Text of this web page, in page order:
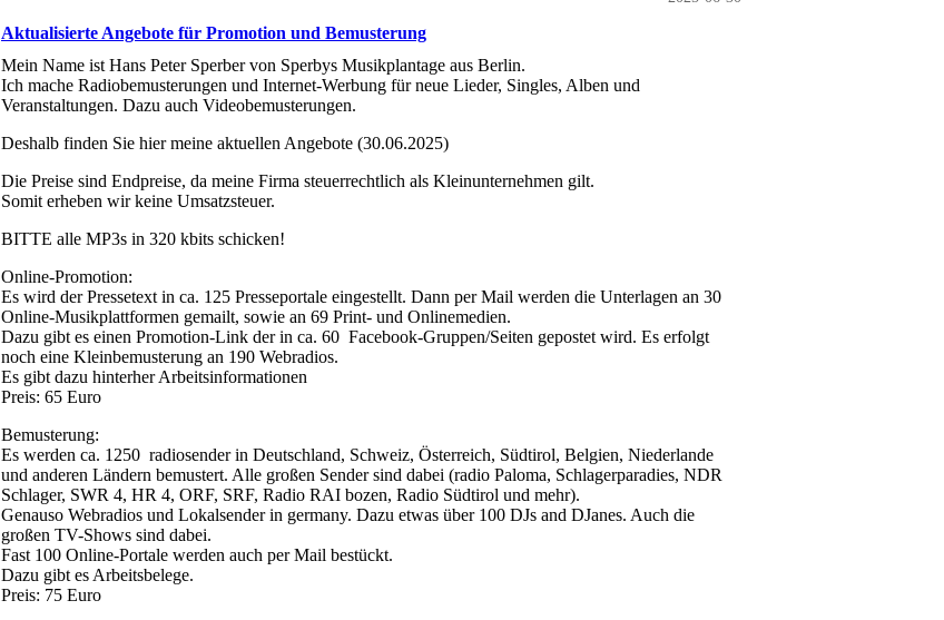
Aktualisierte Angebote für Promotion und Bemusterung
Mein Name ist Hans Peter Sperber von Sperbys Musikplantage aus Berlin.
Ich mache Radiobemusterungen und Internet-Werbung für neue Lieder, Singles, Alben und
Veranstaltungen. Dazu auch Videobemusterungen.
Deshalb finden Sie hier meine aktuellen Angebote (30.06.2025)
Die Preise sind Endpreise, da meine Firma steuerrechtlich als Kleinunternehmen gilt.
Somit erheben wir keine Umsatzsteuer.
BITTE alle MP3s in 320 kbits schicken!
Online-Promotion:
Es wird der Pressetext in ca. 125 Presseportale eingestellt. Dann per Mail werden die Unterlagen an 30
Online-Musikplattformen gemailt, sowie an 69 Print- und Onlinemedien.
Dazu gibt es einen Promotion-Link der in ca. 60 Facebook-Gruppen/Seiten gepostet wird. Es erfolgt
noch eine Kleinbemusterung an 190 Webradios.
Es gibt dazu hinterher Arbeitsinformationen
Preis: 65 Euro
Bemusterung:
Es werden ca. 1250 radiosender in Deutschland, Schweiz, Österreich, Südtirol, Belgien, Niederlande
und anderen Ländern bemustert. Alle großen Sender sind dabei (radio Paloma, Schlagerparadies, NDR
Schlager, SWR 4, HR 4, ORF, SRF, Radio RAI bozen, Radio Südtirol und mehr).
Genauso Webradios und Lokalsender in germany. Dazu etwas über 100 DJs and DJanes. Auch die
großen TV-Shows sind dabei.
Fast 100 Online-Portale werden auch per Mail bestückt.
Dazu gibt es Arbeitsbelege.
Preis: 75 Euro